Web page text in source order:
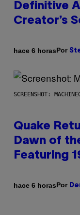
Definitive
Creator’s
hace 6 horasPor
SCREENSHOT:
Quake
Dawn of
Featuring
hace 6 horasPor